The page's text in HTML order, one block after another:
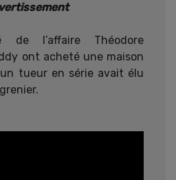
de l’affaire Théodore
ont acheté une maison
tueur en série avait élu